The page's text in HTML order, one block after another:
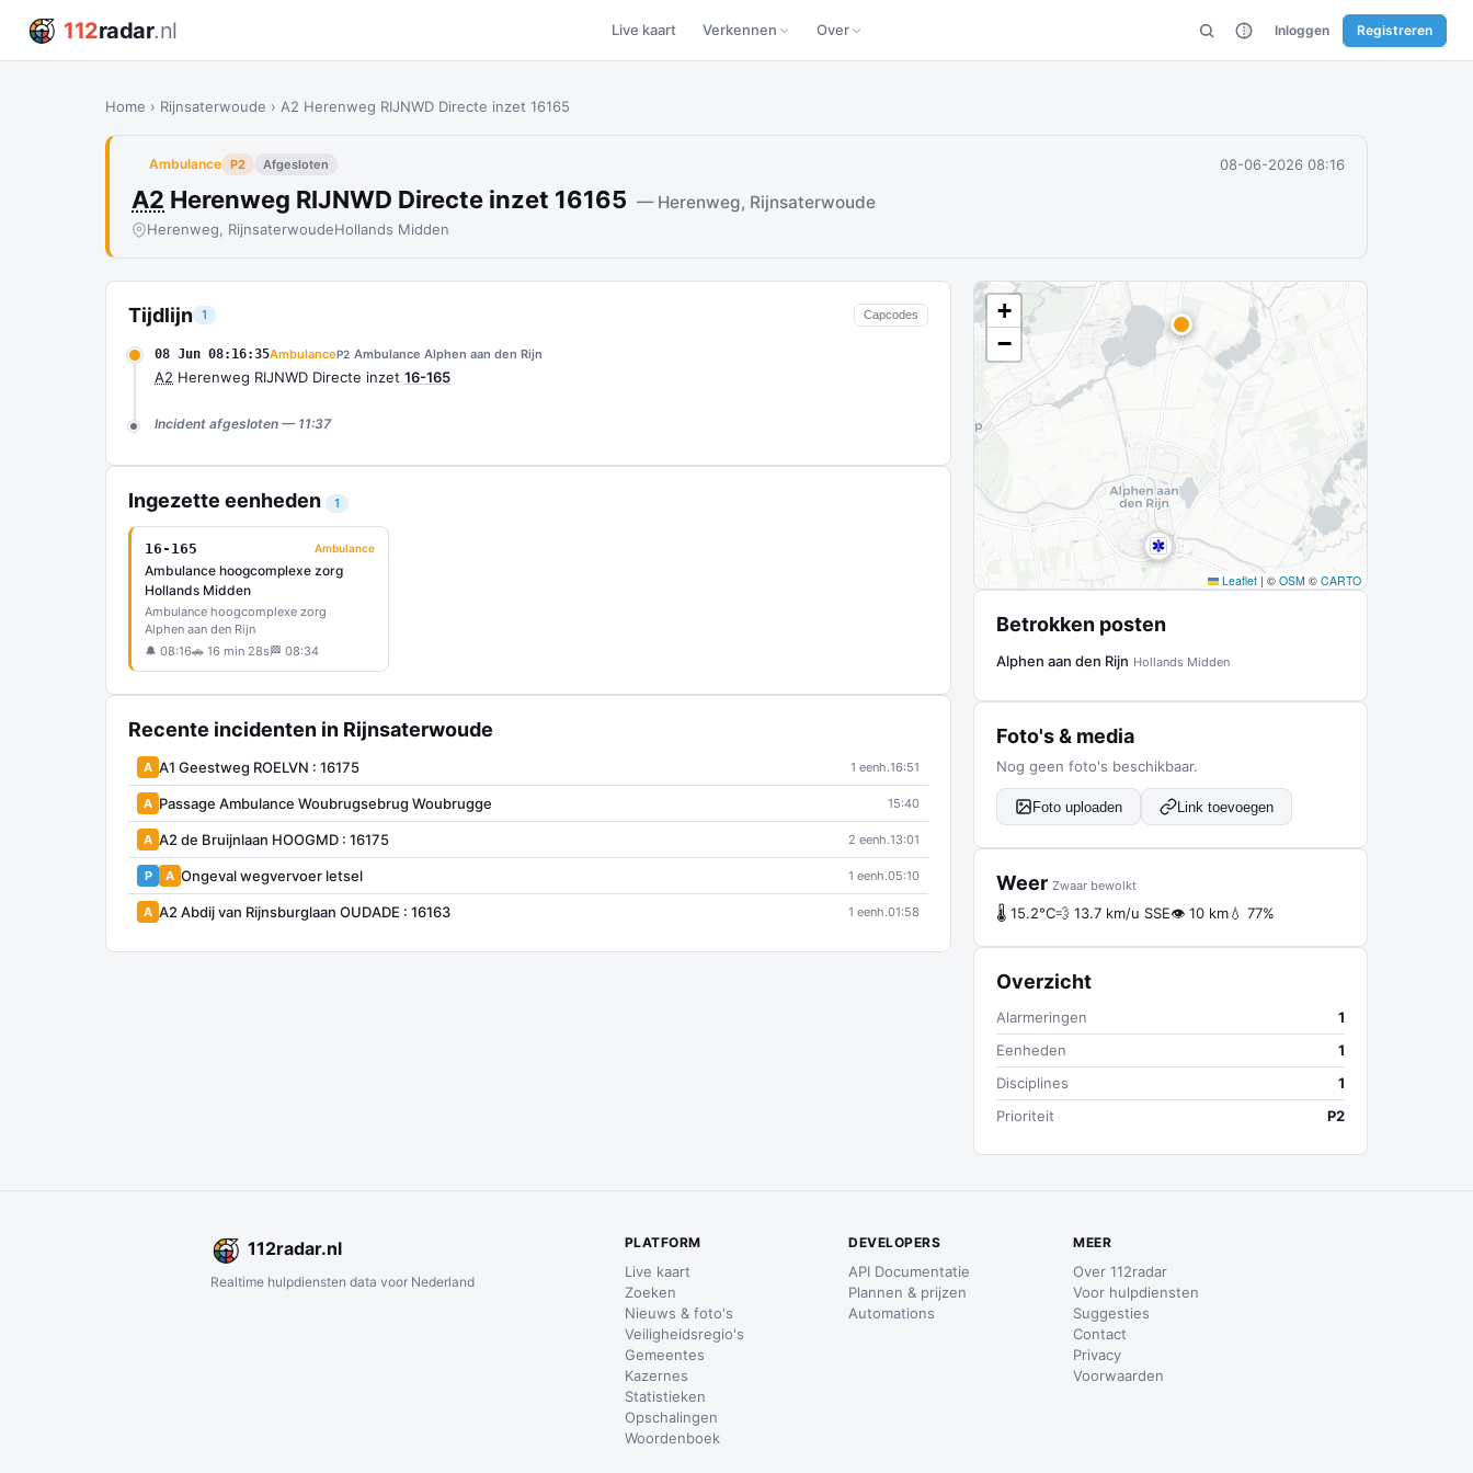
112radar.nl Live kaart Verkennen Over Inloggen Registreren
Home › Rijnsaterwoude › A2 Herenweg RIJNWD Directe inzet 16165
Ambulance P2 Afgesloten 08-06-2026 08:16
A2 Herenweg RIJNWD Directe inzet 16165 — Herenweg, Rijnsaterwoude
Herenweg, RijnsaterwoudeHollands Midden
Tijdlijn 1 Capcodes
08 Jun 08:16:35AmbulanceP2 Ambulance Alphen aan den Rijn
A2 Herenweg RIJNWD Directe inzet 16-165
Incident afgesloten — 11:37
Ingezette eenheden 1
16-165 Ambulance
Ambulance hoogcomplexe zorg
Hollands Midden
Ambulance hoogcomplexe zorg
Alphen aan den Rijn
🔔 08:16🚗 16 min 28s 🏁 08:34
Recente incidenten in Rijnsaterwoude
A A1 Geestweg ROELVN : 16175 1 eenh.16:51
A Passage Ambulance Woubrugsebrug Woubrugge 15:40
A A2 de Bruijnlaan HOOGMD : 16175 2 eenh.13:01
P A Ongeval wegvervoer letsel 1 eenh.05:10
A A2 Abdij van Rijnsburglaan OUDADE : 16163 1 eenh.01:58
+
−
Leaflet | © OSM © CARTO
Betrokken posten
Alphen aan den Rijn Hollands Midden
Foto's & media
Nog geen foto's beschikbaar.
Foto uploaden Link toevoegen
Weer Zwaar bewolkt
🌡 15.2°C💨 13.7 km/u SSE👁 10 km💧 77%
Overzicht
Alarmeringen
1
Eenheden
1
Disciplines
1
Prioriteit
P2
112radar.nl
Realtime hulpdiensten data voor Nederland
PLATFORM
Live kaart
Zoeken
Nieuws & foto's
Veiligheidsregio's
Gemeentes
Kazernes
Statistieken
Opschalingen
Woordenboek
DEVELOPERS
API Documentatie
Plannen & prijzen
Automations
MEER
Over 112radar
Voor hulpdiensten
Suggesties
Contact
Privacy
Voorwaarden